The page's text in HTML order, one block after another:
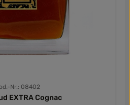
die von einem dezenten,
Nach jahrelanger
hat dieser Pineau eine
und Geschmeidigkeit
eignet sich hervorragend als
zu Foie gras, Comté-Käse
Handwerkskunst von
verzaubern zu lassen.
Nr.: 08402
EXTRA Cognac